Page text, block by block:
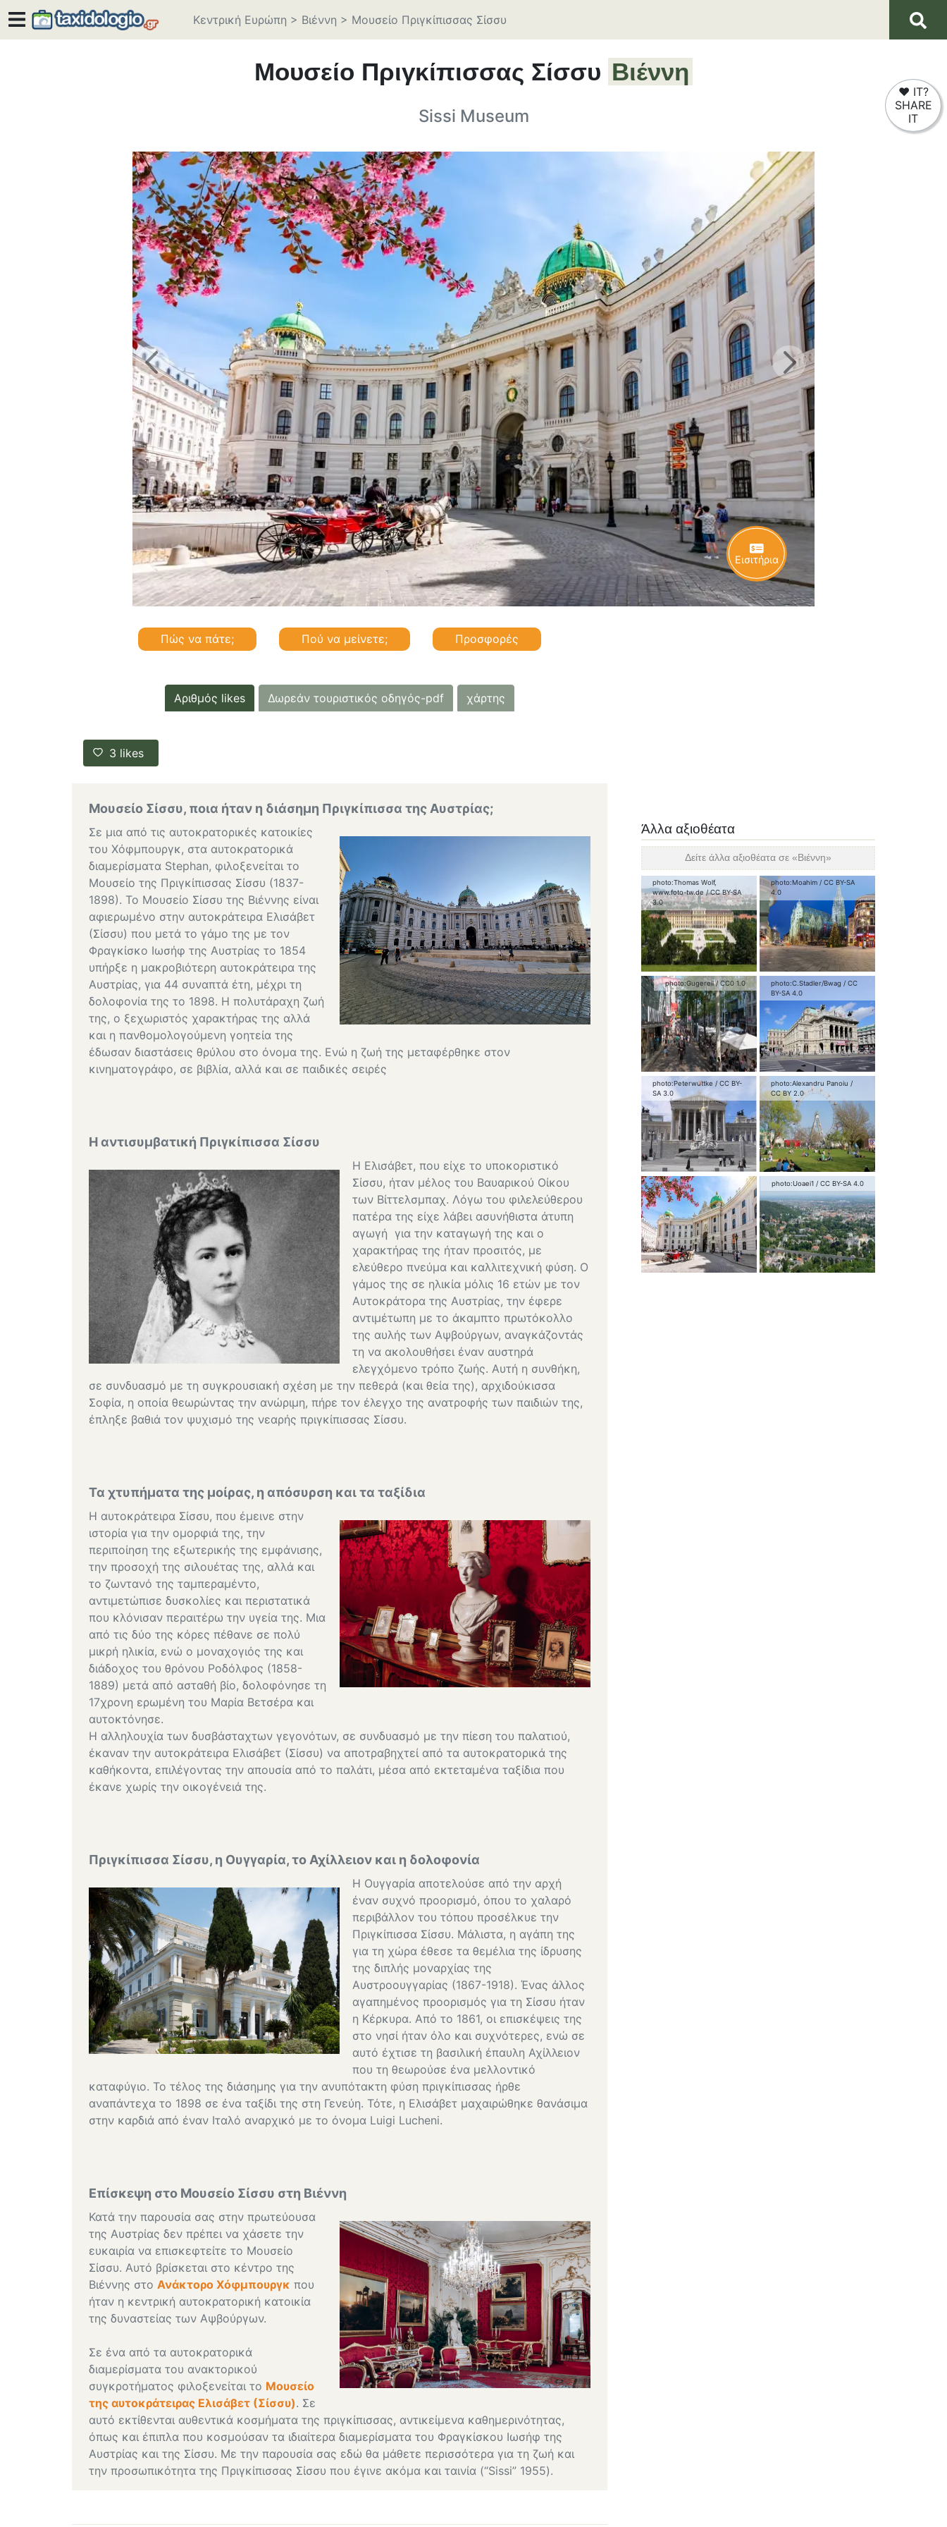
❤ IT?
SHARE
IT
Κεντρική Ευρώπη > Βιέννη > Μουσείο Πριγκίπισσας Σίσσυ
Μουσείο Πριγκίπισσας Σίσσυ Βιέννη
Sissi Museum
Εισιτήρια
Πώς να πάτε; Πού να μείνετε; Προσφορές
Αριθμός likes Δωρεάν τουριστικός οδηγός-pdf χάρτης
3 likes
Μουσείο Σίσσυ, ποια ήταν η διάσημη Πριγκίπισσα της Αυστρίας;
Σε μια από τις αυτοκρατορικές κατοικίες
του Χόφμπουργκ, στα αυτοκρατορικά
διαμερίσματα Stephan, φιλοξενείται το
Μουσείο της Πριγκίπισσας Σίσσυ (1837-
1898). Το Μουσείο Σίσσυ της Βιέννης είναι
αφιερωμένο στην αυτοκράτειρα Ελισάβετ
(Σίσσυ) που μετά το γάμο της με τον
Φραγκίσκο Ιωσήφ της Αυστρίας το 1854
υπήρξε η μακροβιότερη αυτοκράτειρα της
Αυστρίας, για 44 συναπτά έτη, μέχρι τη
δολοφονία της το 1898. Η πολυτάραχη ζωή
της, ο ξεχωριστός χαρακτήρας της αλλά
και η πανθομολογούμενη γοητεία της
έδωσαν διαστάσεις θρύλου στο όνομα της. Ενώ η ζωή της μεταφέρθηκε στον
κινηματογράφο, σε βιβλία, αλλά και σε παιδικές σειρές
Η αντισυμβατική Πριγκίπισσα Σίσσυ
Η Ελισάβετ, που είχε το υποκοριστικό
Σίσσυ, ήταν μέλος του Βαυαρικού Οίκου
των Βίττελσμπαχ. Λόγω του φιλελεύθερου
πατέρα της είχε λάβει ασυνήθιστα άτυπη
αγωγή για την καταγωγή της και ο
χαρακτήρας της ήταν προσιτός, με
ελεύθερο πνεύμα και καλλιτεχνική φύση. Ο
γάμος της σε ηλικία μόλις 16 ετών με τον
Αυτοκράτορα της Αυστρίας, την έφερε
αντιμέτωπη με το άκαμπτο πρωτόκολλο
της αυλής των Αψβούργων, αναγκάζοντάς
τη να ακολουθήσει έναν αυστηρά
ελεγχόμενο τρόπο ζωής. Αυτή η συνθήκη,
σε συνδυασμό με τη συγκρουσιακή σχέση με την πεθερά (και θεία της), αρχιδούκισσα
Σοφία, η οποία θεωρώντας την ανώριμη, πήρε τον έλεγχο της ανατροφής των παιδιών της,
έπληξε βαθιά τον ψυχισμό της νεαρής πριγκίπισσας Σίσσυ.
Τα χτυπήματα της μοίρας, η απόσυρση και τα ταξίδια
Η αυτοκράτειρα Σίσσυ, που έμεινε στην
ιστορία για την ομορφιά της, την
περιποίηση της εξωτερικής της εμφάνισης,
την προσοχή της σιλουέτας της, αλλά και
το ζωντανό της ταμπεραμέντο,
αντιμετώπισε δυσκολίες και περιστατικά
που κλόνισαν περαιτέρω την υγεία της. Μια
από τις δύο της κόρες πέθανε σε πολύ
μικρή ηλικία, ενώ ο μοναχογιός της και
διάδοχος του θρόνου Ροδόλφος (1858-
1889) μετά από ασταθή βίο, δολοφόνησε τη
17χρονη ερωμένη του Μαρία Βετσέρα και
αυτοκτόνησε.
Η αλληλουχία των δυσβάσταχτων γεγονότων, σε συνδυασμό με την πίεση του παλατιού,
έκαναν την αυτοκράτειρα Ελισάβετ (Σίσσυ) να αποτραβηχτεί από τα αυτοκρατορικά της
καθήκοντα, επιλέγοντας την απουσία από το παλάτι, μέσα από εκτεταμένα ταξίδια που
έκανε χωρίς την οικογένειά της.
Πριγκίπισσα Σίσσυ, η Ουγγαρία, το Αχίλλειον και η δολοφονία
Η Ουγγαρία αποτελούσε από την αρχή
έναν συχνό προορισμό, όπου το χαλαρό
περιβάλλον του τόπου προσέλκυε την
Πριγκίπισσα Σίσσυ. Μάλιστα, η αγάπη της
για τη χώρα έθεσε τα θεμέλια της ίδρυσης
της διπλής μοναρχίας της
Αυστροουγγαρίας (1867-1918). Ένας άλλος
αγαπημένος προορισμός για τη Σίσσυ ήταν
η Κέρκυρα. Από το 1861, οι επισκέψεις της
στο νησί ήταν όλο και συχνότερες, ενώ σε
αυτό έχτισε τη βασιλική έπαυλη Αχίλλειον
που τη θεωρούσε ένα μελλοντικό
καταφύγιο. Το τέλος της διάσημης για την ανυπότακτη φύση πριγκίπισσας ήρθε
αναπάντεχα το 1898 σε ένα ταξίδι της στη Γενεύη. Τότε, η Ελισάβετ μαχαιρώθηκε θανάσιμα
στην καρδιά από έναν Ιταλό αναρχικό με το όνομα Luigi Lucheni.
Επίσκεψη στο Μουσείο Σίσσυ στη Βιέννη
Κατά την παρουσία σας στην πρωτεύουσα
της Αυστρίας δεν πρέπει να χάσετε την
ευκαιρία να επισκεφτείτε το Μουσείο
Σίσσυ. Αυτό βρίσκεται στο κέντρο της
Βιέννης στο Ανάκτορο Χόφμπουργκ που
ήταν η κεντρική αυτοκρατορική κατοικία
της δυναστείας των Αψβούργων.
Σε ένα από τα αυτοκρατορικά
διαμερίσματα του ανακτορικού
συγκροτήματος φιλοξενείται το Μουσείο
της αυτοκράτειρας Ελισάβετ (Σίσσυ). Σε
αυτό εκτίθενται αυθεντικά κοσμήματα της πριγκίπισσας, αντικείμενα καθημερινότητας,
όπως και έπιπλα που κοσμούσαν τα ιδιαίτερα διαμερίσματα του Φραγκίσκου Ιωσήφ της
Αυστρίας και της Σίσσυ. Με την παρουσία σας εδώ θα μάθετε περισσότερα για τη ζωή και
την προσωπικότητα της Πριγκίπισσας Σίσσυ που έγινε ακόμα και ταινία (“Sissi” 1955).
Άλλα αξιοθέατα
Δείτε άλλα αξιοθέατα σε «Βιέννη»
photo:Thomas Wolf,
www.foto-tw.de /CC BY-SA
3.0
photo:Moahim / CC BY-SA
4.0
photo:Gugerell /CC0 1.0 photo:C.Stadler/Bwag / CC
BY-SA 4.0
photo:Peterwuttke / CC BY-
SA 3.0
photo:Alexandru Panoiu /
CC BY 2.0
photo:Uoaei1 / CC BY-SA 4.0